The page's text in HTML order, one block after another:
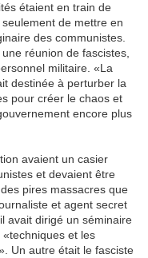
étaient en train de
de mettre en
des communistes.
réunion de fascistes,
militaire. «La
destinée à perturber la
pour créer le chaos et
encore plus
avaient un casier
et devaient être
pires massacres que
et agent secret
avait dirigé un séminaire
«techniques et les
Un autre était le fasciste